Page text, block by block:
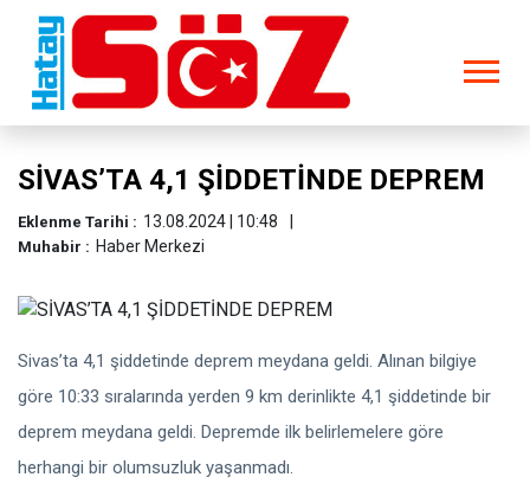
SİVAS’TA 4,1 ŞİDDETİNDE DEPREM
Eklenme Tarihi : 13.08.2024 | 10:48
Muhabir : Haber Merkezi
Sivas’ta 4,1 şiddetinde deprem meydana geldi. Alınan bilgiye
göre 10:33 sıralarında yerden 9 km derinlikte 4,1 şiddetinde bir
deprem meydana geldi. Depremde ilk belirlemelere göre
herhangi bir olumsuzluk yaşanmadı.